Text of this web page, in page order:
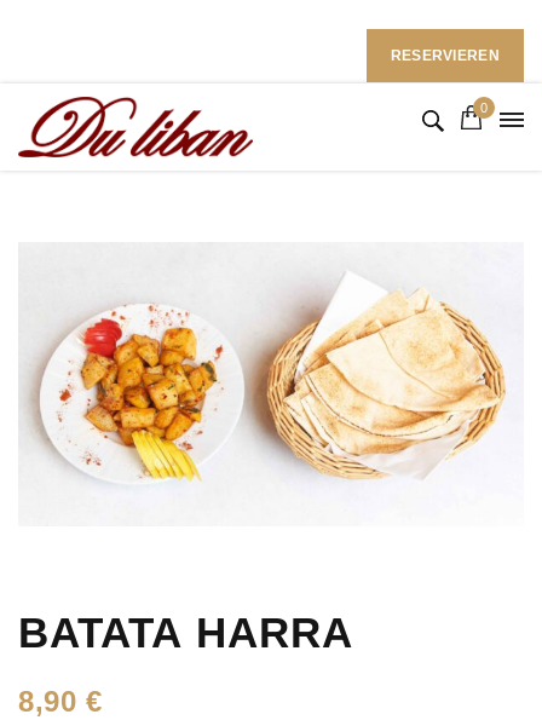
RESERVIEREN
0
BATATA HARRA
8,90 €